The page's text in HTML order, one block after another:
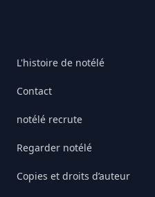
L'histoire de notélé
Contact
notélé recrute
Regarder notélé
Copies et droits d’auteur